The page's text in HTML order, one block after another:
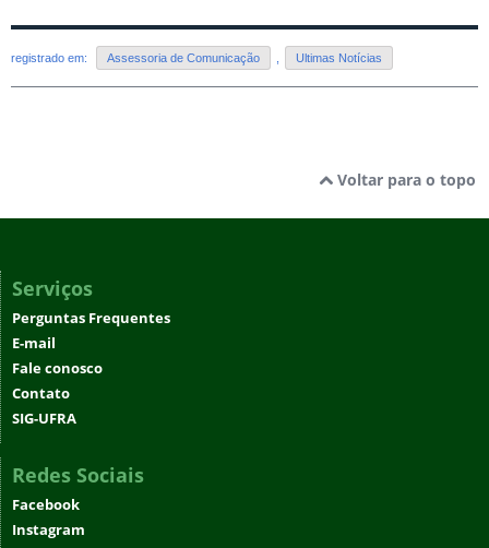
registrado em: Assessoria de Comunicação Ultimas Notícias
Voltar para o topo
Serviços
Perguntas Frequentes
E-mail
Fale conosco
Contato
SIG-UFRA
Redes Sociais
Facebook
Instagram